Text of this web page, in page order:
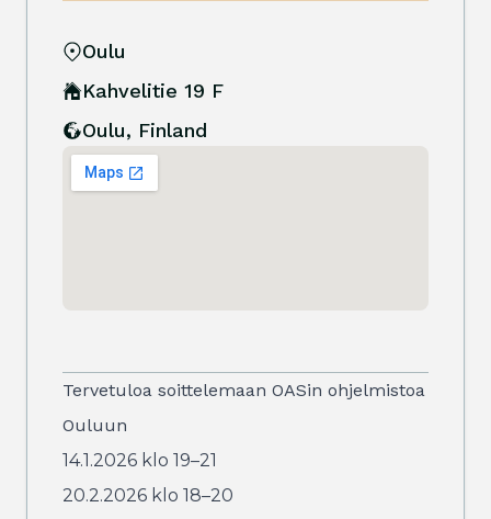
Tervetuloa soittelemaan OASin ohjelmistoa
Ouluun
14.1.2026 klo 19–21
20.2.2026 klo 18–20
Oulu
Kahvelitie 19 F
Oulu, Finland